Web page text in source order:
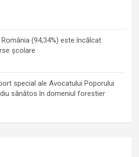
(94,34%) este încălcat
școlare
special ale Avocatului Poporului
sănătos în domeniul forestier